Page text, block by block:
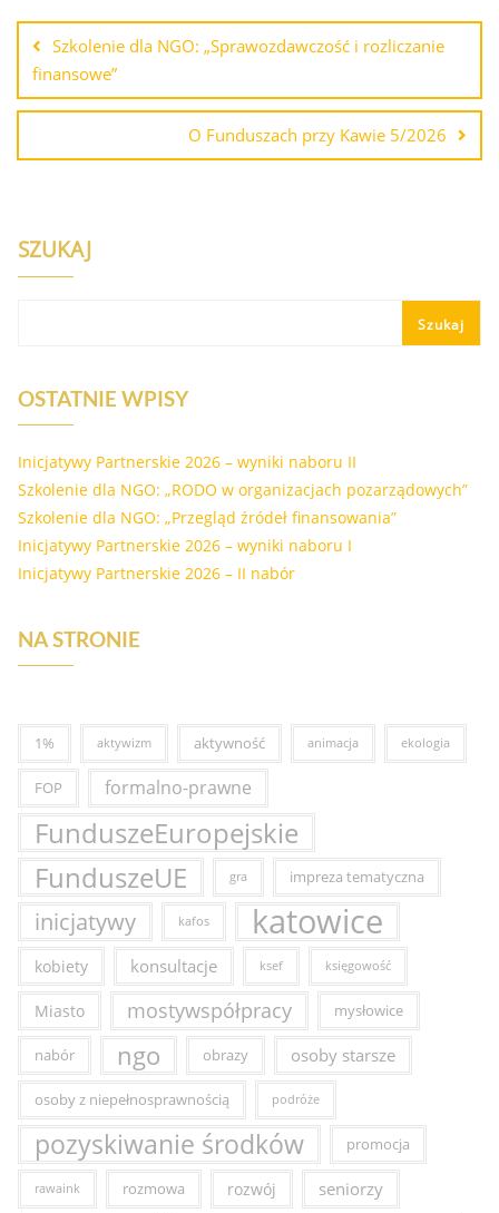
Szkolenie dla NGO: „Sprawozdawczość i rozliczanie
finansowe”
O Funduszach przy Kawie 5/2026
SZUKAJ
Szukaj
OSTATNIE WPISY
Inicjatywy Partnerskie 2026 – wyniki naboru II
Szkolenie dla NGO: „RODO w organizacjach pozarządowych”
Szkolenie dla NGO: „Przegląd źródeł finansowania”
Inicjatywy Partnerskie 2026 – wyniki naboru I
Inicjatywy Partnerskie 2026 – II nabór
NA STRONIE
1% aktywizm aktywność animacja ekologia
FOP formalno-prawne
FunduszeEuropejskie
FunduszeUE
gra impreza tematyczna
inicjatywy kafos katowice
kobiety konsultacje ksef księgowość
Miasto mostywspółpracy mysłowice
nabór ngo obrazy osoby starsze
osoby z niepełnosprawnością podróże
pozyskiwanie środków promocja
rawaink rozmowa rozwój seniorzy